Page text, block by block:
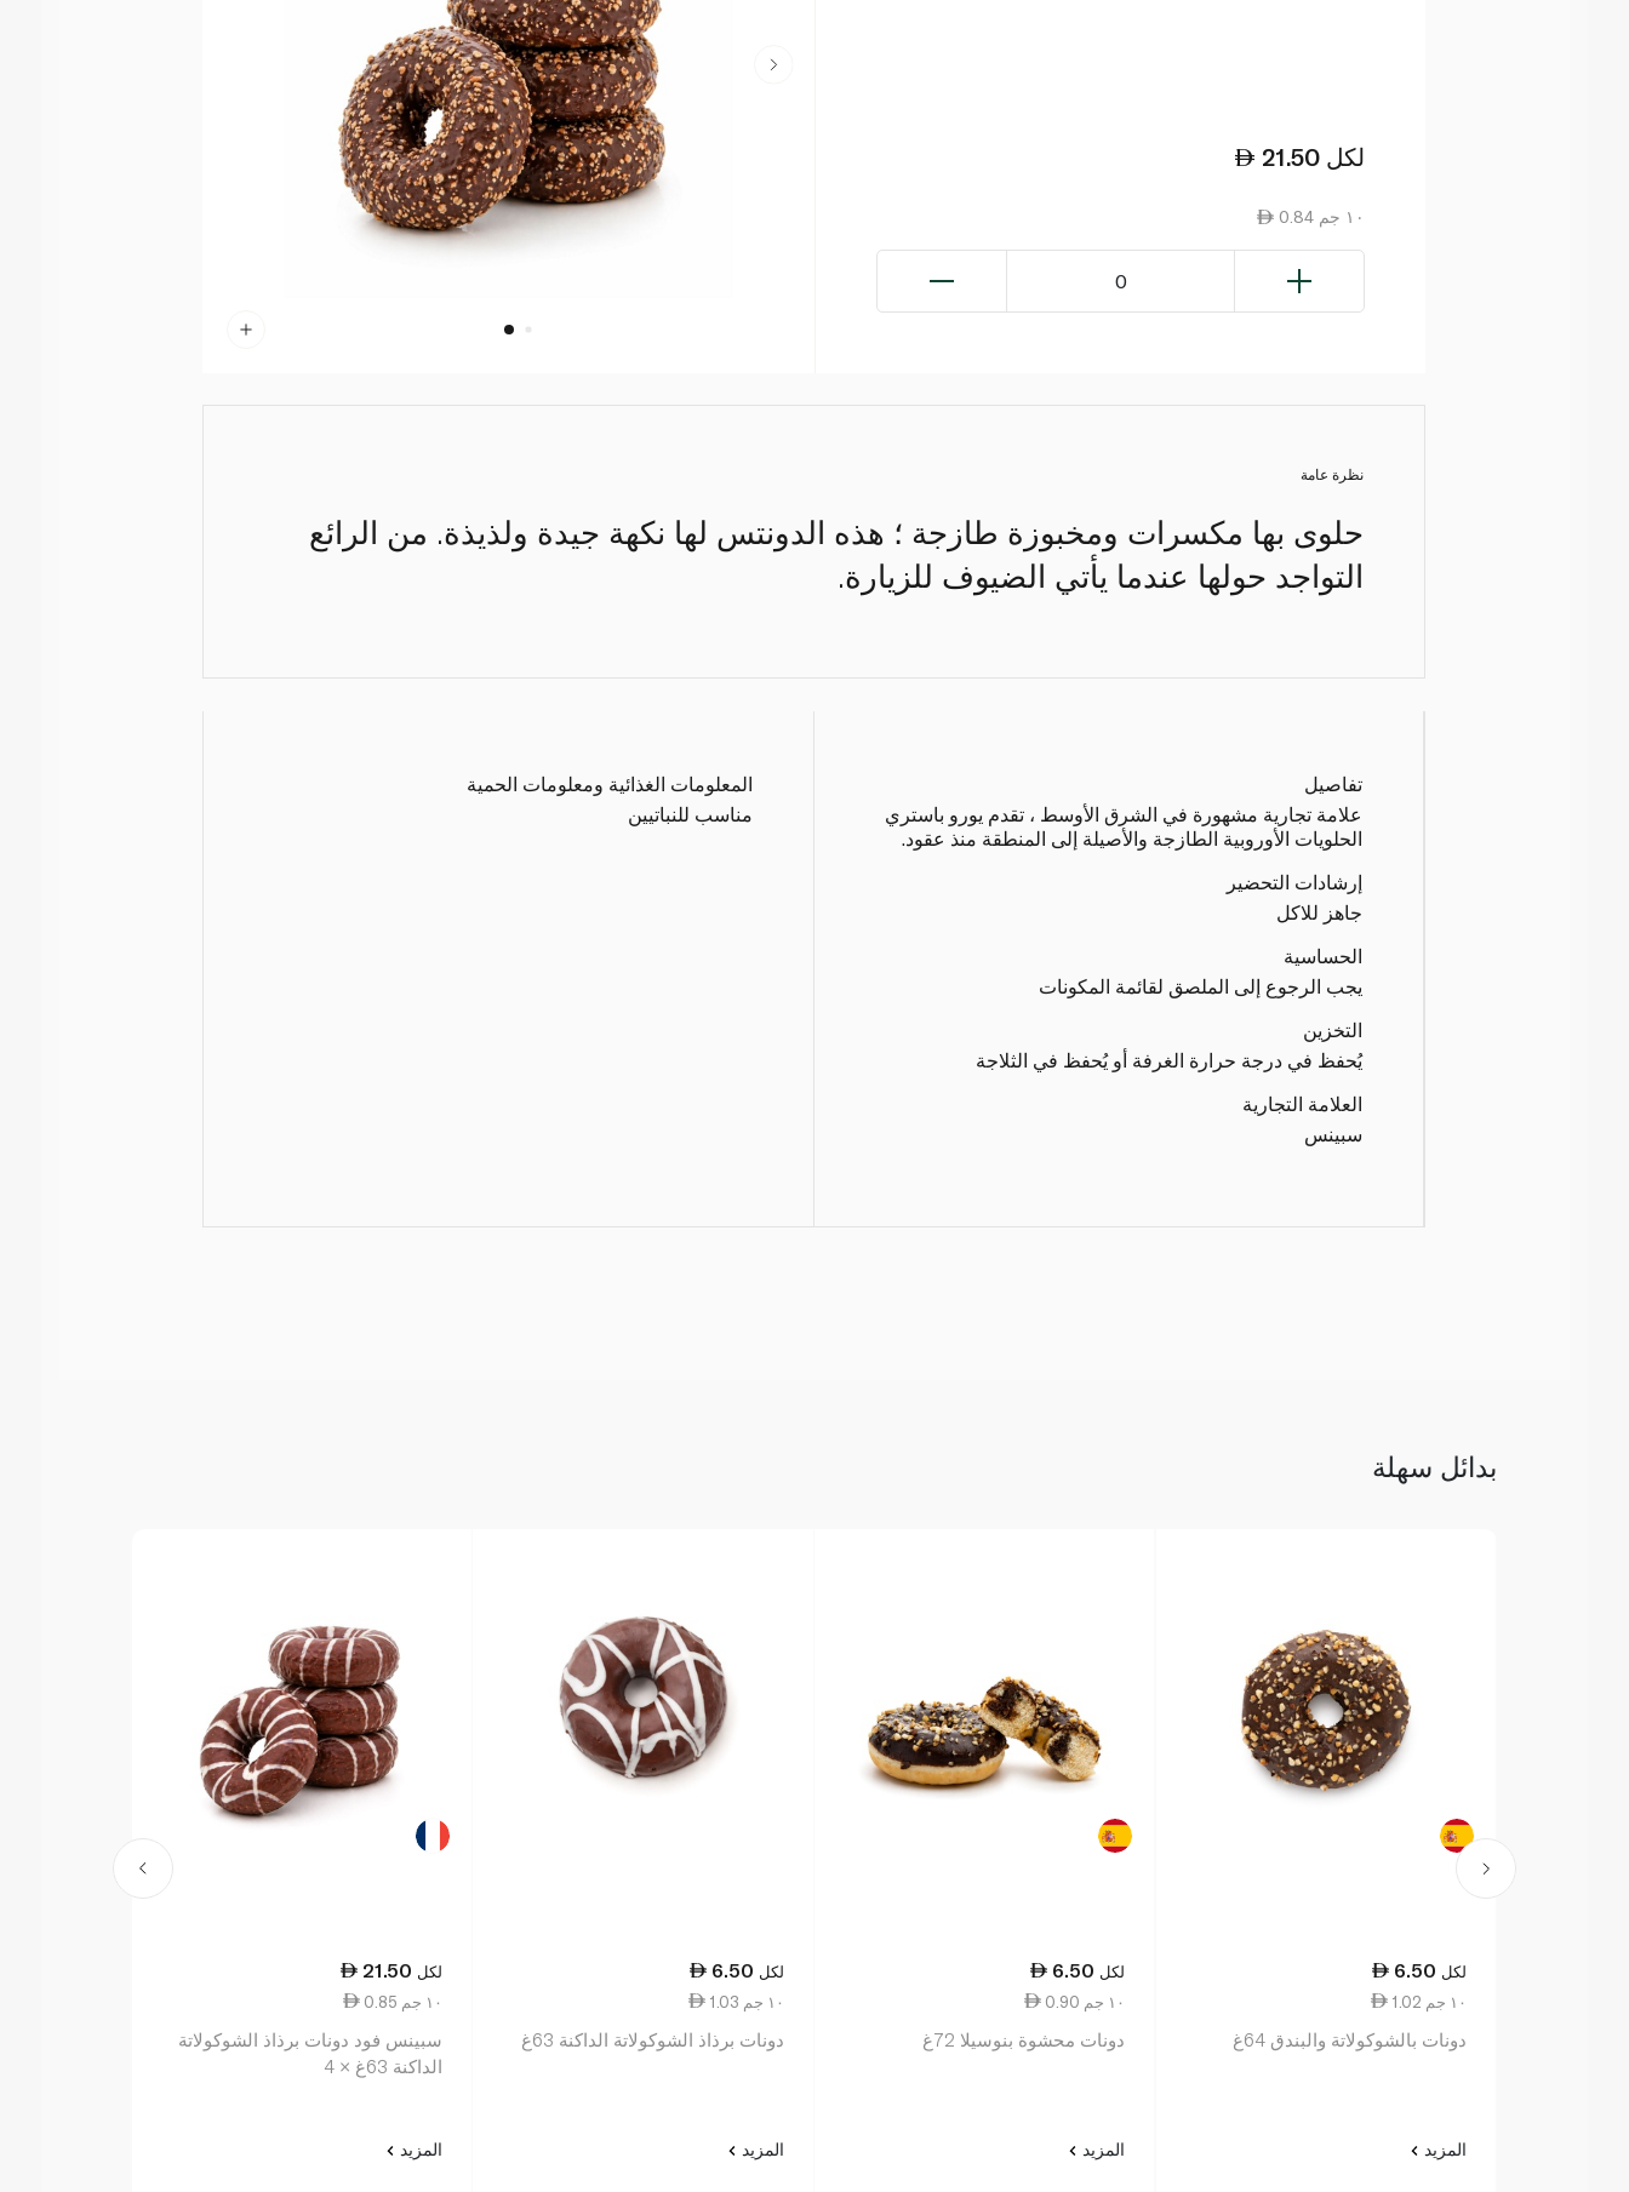
21.50 لكل
0.84 ١٠ جم
0
نظرة عامة
حلوى بها مكسرات ومخبوزة طازجة ؛ هذه الدونتس لها نكهة جيدة ولذيذة. من الرائع
التواجد حولها عندما يأتي الضيوف للزيارة.
تفاصيل
علامة تجارية مشهورة في الشرق الأوسط ، تقدم يورو باستري
الحلويات الأوروبية الطازجة والأصيلة إلى المنطقة منذ عقود.
إرشادات التحضير
جاهز للاكل
الحساسية
يجب الرجوع إلى الملصق لقائمة المكونات
التخزين
يُحفظ في درجة حرارة الغرفة أو يُحفظ في الثلاجة
العلامة التجارية
سبينس
المعلومات الغذائية ومعلومات الحمية
مناسب للنباتيين
بدائل سهلة
6.50 لكل
1.02 ١٠ جم
دونات بالشوكولاتة والبندق 64غ
المزيد
6.50 لكل
0.90 ١٠ جم
دونات محشوة بنوسيلا 72غ
المزيد
6.50 لكل
1.03 ١٠ جم
دونات برذاذ الشوكولاتة الداكنة 63غ
المزيد
21.50 لكل
0.85 ١٠ جم
سبينس فود دونات برذاذ الشوكولاتة
الداكنة 63غ × 4
المزيد